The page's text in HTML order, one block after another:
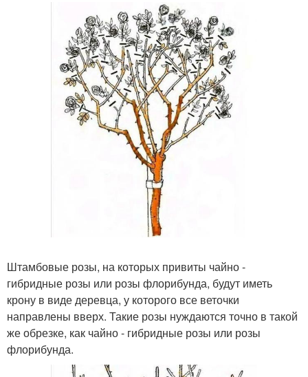
Штамбовые розы, на которых привиты чайно -
гибридные розы или розы флорибунда, будут иметь
крону в виде деревца, у которого все веточки
направлены вверх. Такие розы нуждаются точно в такой
же обрезке, как чайно - гибридные розы или розы
флорибунда.